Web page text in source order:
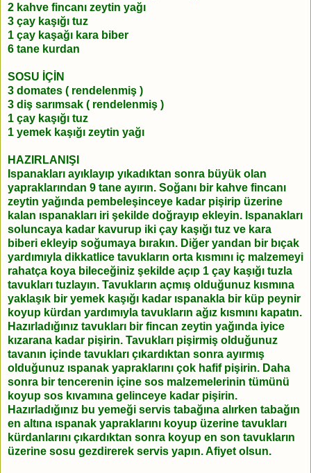
2 kahve fincanı zeytin yağı
3 çay kaşığı tuz
1 çay kaşağı kara biber
6 tane kurdan
SOSU İÇİN
3 domates ( rendelenmiş )
3 diş sarımsak ( rendelenmiş )
1 çay kaşığı tuz
1 yemek kaşığı zeytin yağı
HAZIRLANIŞI
Ispanakları ayıklayıp yıkadıktan sonra büyük olan
yapraklarından 9 tane ayırın. Soğanı bir kahve fincanı
zeytin yağında pembeleşinceye kadar pişirip üzerine
kalan ıspanakları iri şekilde doğrayıp ekleyin. Ispanakları
soluncaya kadar kavurup iki çay kaşığı tuz ve kara
biberi ekleyip soğumaya bırakın. Diğer yandan bir bıçak
yardımıyla dikkatlice tavukların orta kısmını iç malzemeyi
rahatça koya bileceğiniz şekilde açıp 1 çay kaşığı tuzla
tavukları tuzlayın. Tavukların açmış olduğunuz kısmına
yaklaşık bir yemek kaşığı kadar ıspanakla bir küp peynir
koyup kürdan yardımıyla tavukların ağız kısmını kapatın.
Hazırladığınız tavukları bir fincan zeytin yağında iyice
kızarana kadar pişirin. Tavukları pişirmiş olduğunuz
tavanın içinde tavukları çıkardıktan sonra ayırmış
olduğunuz ıspanak yapraklarını çok hafif pişirin. Daha
sonra bir tencerenin içine sos malzemelerinin tümünü
koyup sos kıvamına gelinceye kadar pişirin.
Hazırladığınız bu yemeği servis tabağına alırken tabağın
en altına ıspanak yapraklarını koyup üzerine tavukları
kürdanlarını çıkardıktan sonra koyup en son tavukların
üzerine sosu gezdirerek servis yapın. Afiyet olsun.